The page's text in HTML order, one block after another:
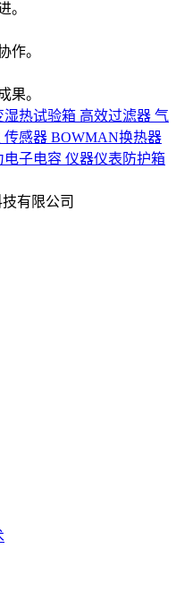
。
作。
果。
湿热试验箱 高效过滤器 气
传感器 BOWMAN换热器
电子电容 仪器仪表防护箱
有限公司